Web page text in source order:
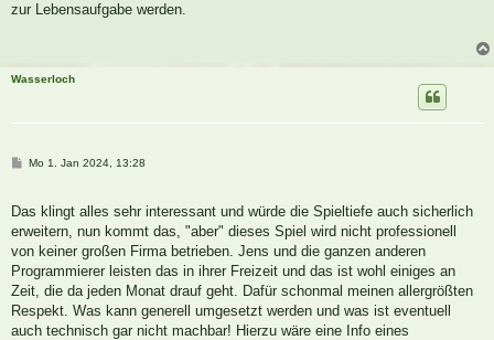
zur Lebensaufgabe werden.
Wasserloch
B
r
a
Mo 1. Jan 2024, 13:28
Das klingt alles sehr interessant und würde die Spieltiefe auch sicherlich
erweitern, nun kommt das, "aber" dieses Spiel wird nicht professionell
von keiner großen Firma betrieben. Jens und die ganzen anderen
Programmierer leisten das in ihrer Freizeit und das ist wohl einiges an
Zeit, die da jeden Monat drauf geht. Dafür schonmal meinen allergrößten
Respekt. Was kann generell umgesetzt werden und was ist eventuell
auch technisch gar nicht machbar! Hierzu wäre eine Info eines